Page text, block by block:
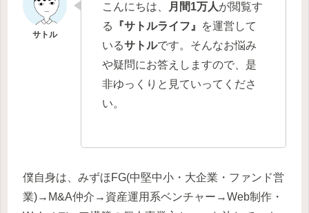
こんにちは、 月間1万人が閲覧す
る
『サトルライフ』
を運営して
いるサトルです。そんなお悩み
や疑問にお答えしますので、是
非ゆっくりと見ていってくださ
い。
僕自身は、みずほFG(中堅中小・大企業・ファンド営
業)→M&A仲介→資産運用系ベンチャー→Web制作・